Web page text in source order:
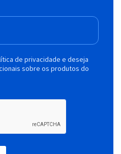
de privacidade e deseja
sobre os produtos do